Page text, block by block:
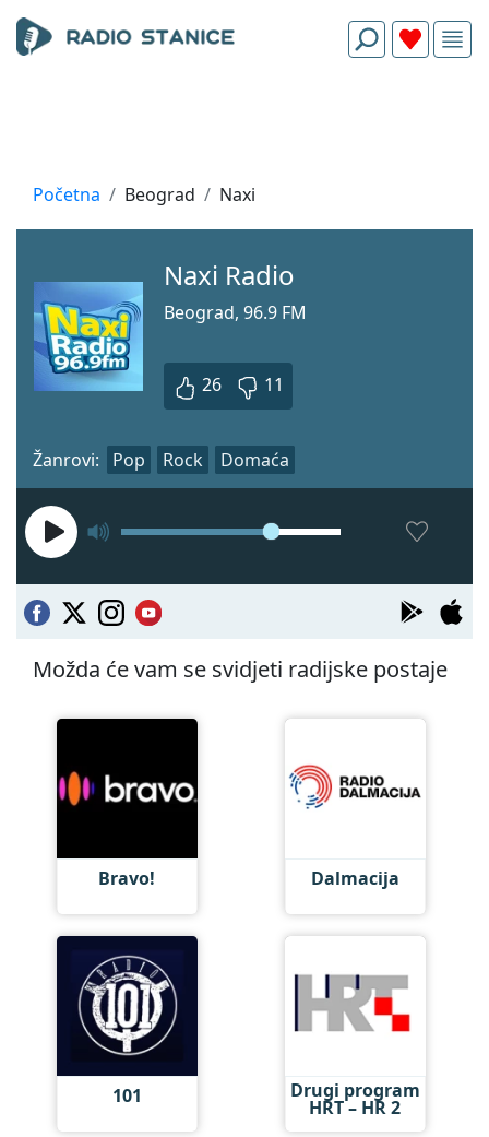
Početna Beograd Naxi
Naxi Radio
Beograd, 96.9 FM
26 11
Žanrovi: Pop Rock Domaća
Možda će vam se svidjeti radijske postaje
Bravo! Dalmacija
101 Drugi program
HRT – HR 2